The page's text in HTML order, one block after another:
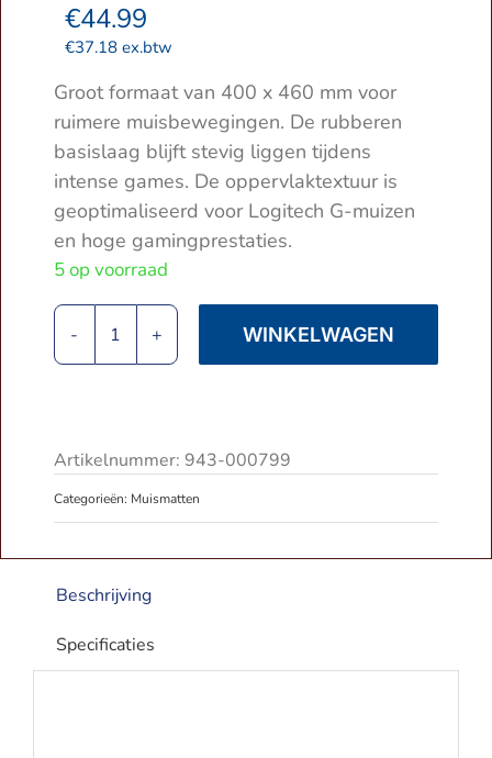
€44.99
€37.18ex.btw
Groot formaat van 400 x 460 mm voor
ruimere muisbewegingen. De rubberen
basislaag blijft stevig liggen tijdens
intense games. De oppervlaktextuur is
geoptimaliseerd voor Logitech G-muizen
en hoge gamingprestaties.
5 op voorraad
Logitech
G640
Muismat
|
Zwart
aantal
WINKELWAGEN
Artikelnummer: 943-000799
Categorieën: Muismatten
Beschrijving
Specificaties